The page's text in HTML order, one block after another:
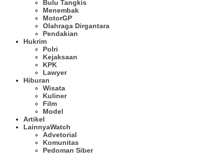
Bulu Tangkis
Menembak
MotorGP
Olahraga Dirgantara
Pendakian
Hukrim
Polri
Kejaksaan
KPK
Lawyer
Hiburan
Wisata
Kuliner
Film
Model
Artikel
LainnyaWatch
Advetorial
Komunitas
Pedoman Siber